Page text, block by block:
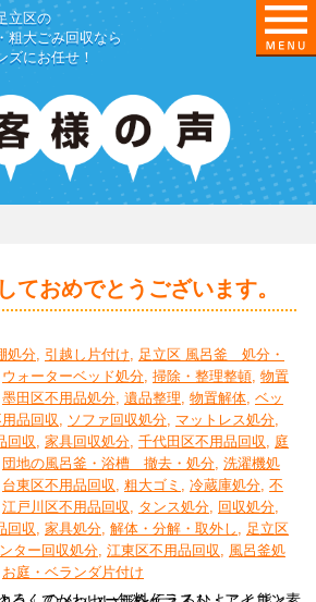
立区の
粗大ごみ回収なら
ズにお任せ！
ておめでとうございます。
処分, 引越し片付け, 足立区 風呂釜 処分・
ウォーターベッド処分, 掃除・整理整頓, 物置
墨田区不用品処分, 遺品整理, 物置解体, ベッ
品回収, ソファ回収処分, マットレス処分,
回収, 家具回収処分, 千代田区不用品回収, 庭
団地の風呂釜・浴槽 撤去・処分, 洗濯機処
台東区不用品回収, 粗大ゴミ , 冷蔵庫処分, 不
江戸川区不用品回収, タンス処分, 回収処分,
回収, 家具処分, 解体・分解・取外し , 足立区
ター回収処分, 江東区不用品回収, 風呂釜処
お庭・ベランダ片付け